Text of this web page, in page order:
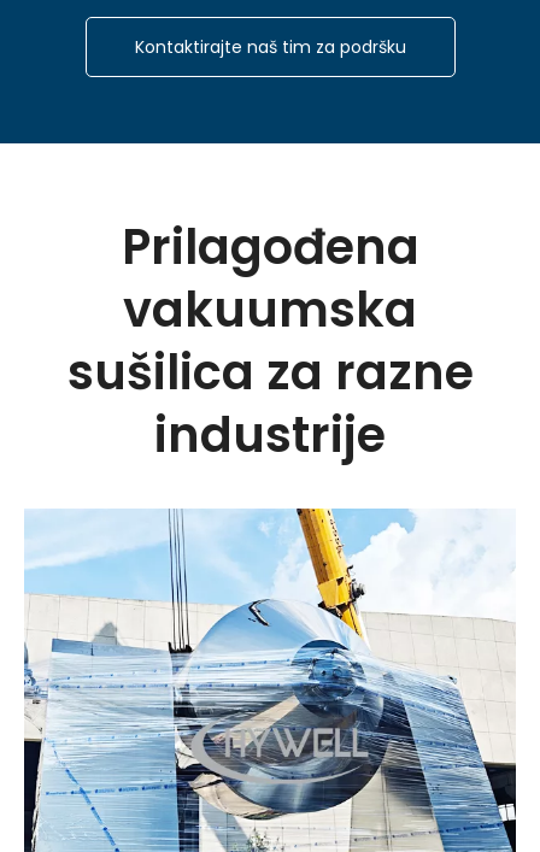
Kontaktirajte naš tim za podršku
Prilagođena
vakuumska
sušilica za razne
industrije